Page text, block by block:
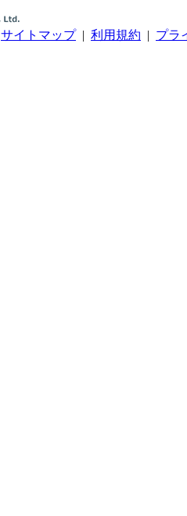
サイトマップ| 利用規約 | プラ